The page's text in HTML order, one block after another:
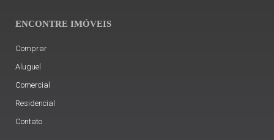
ENCONTRE IMÓVEIS
Comprar
Aluguel
Comercial
Residencial
Contato